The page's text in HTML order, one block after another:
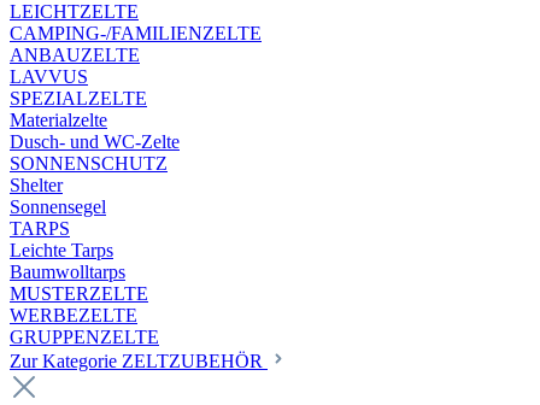
LEICHTZELTE
CAMPING-/FAMILIENZELTE
ANBAUZELTE
LAVVUS
SPEZIALZELTE
Materialzelte
Dusch- und WC-Zelte
SONNENSCHUTZ
Shelter
Sonnensegel
TARPS
Leichte Tarps
Baumwolltarps
MUSTERZELTE
WERBEZELTE
GRUPPENZELTE
Zur Kategorie ZELTZUBEHÖR